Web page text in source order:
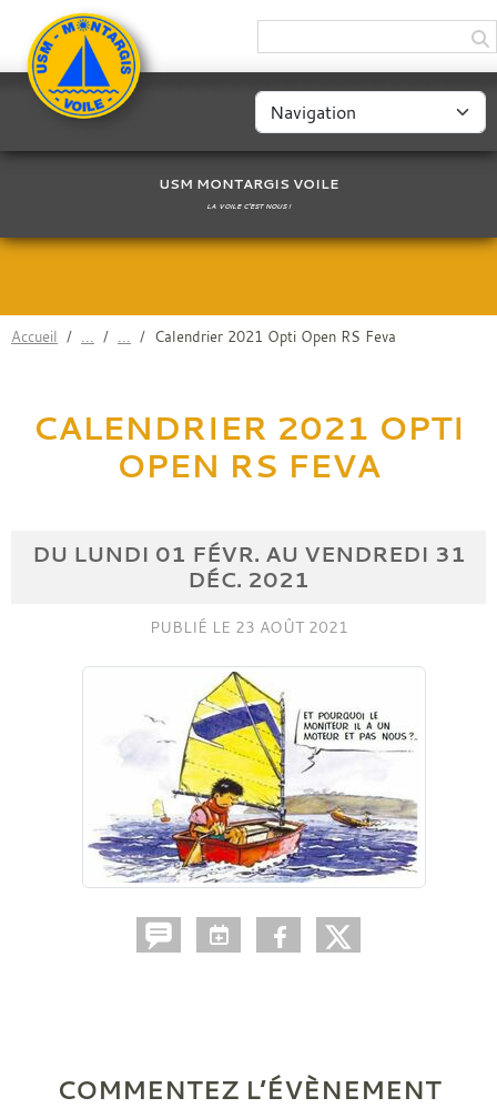
USM MONTARGIS VOILE
LA VOILE C'EST NOUS !
Accueil Calendrier 2021 Opti Open RS Feva
CALENDRIER 2021 OPTI
OPEN RS FEVA
DU LUNDI 01 FÉVR. AU VENDREDI 31
DÉC. 2021
PUBLIÉ LE 23 AOÛT 2021
COMMENTEZ L’ÉVÈNEMENT
Panneau de gestion des cookies